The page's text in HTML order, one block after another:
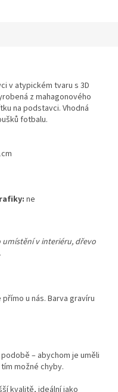
v atypickém tvaru s 3D
z mahagonového
na podstavci. Vhodná
fotbalu.
ne
v interiéru, dřevo
u nás. Barva gravíru
– abychom je uměli
možné chyby.
kvalitě, ideální jako